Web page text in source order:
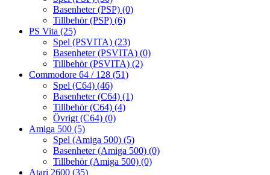
Basenheter (PSP) (0)
Tillbehör (PSP) (6)
PS Vita (25)
Spel (PSVITA) (23)
Basenheter (PSVITA) (0)
Tillbehör (PSVITA) (2)
Commodore 64 / 128 (51)
Spel (C64) (46)
Basenheter (C64) (1)
Tillbehör (C64) (4)
Övrigt (C64) (0)
Amiga 500 (5)
Spel (Amiga 500) (5)
Basenheter (Amiga 500) (0)
Tillbehör (Amiga 500) (0)
Atari 2600 (35)